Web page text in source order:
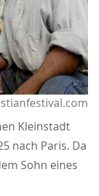
Kleinstadt
nach Paris. Da
Sohn eines